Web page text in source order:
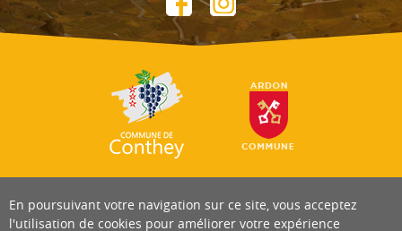
En poursuivant votre navigation sur ce site, vous acceptez
l'utilisation de cookies pour améliorer votre expérience